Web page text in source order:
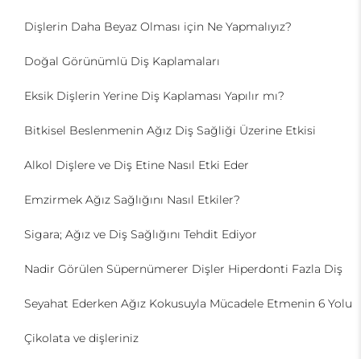
Dişlerin Daha Beyaz Olması için Ne Yapmalıyız?
Doğal Görünümlü Diş Kaplamaları
Eksik Dişlerin Yerine Diş Kaplaması Yapılır mı?
Bitkisel Beslenmenin Ağız Diş Sağliği Üzerine Etkisi
Alkol Dişlere ve Diş Etine Nasıl Etki Eder
Emzirmek Ağız Sağlığını Nasıl Etkiler?
Sigara; Ağız ve Diş Sağlığını Tehdit Ediyor
Nadir Görülen Süpernümerer Dişler Hiperdonti Fazla Diş
Seyahat Ederken Ağız Kokusuyla Mücadele Etmenin 6 Yolu
Çikolata ve dişleriniz